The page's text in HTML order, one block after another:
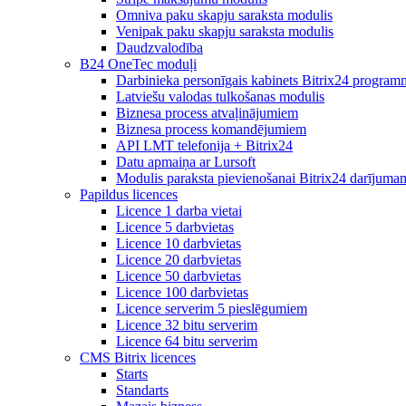
Omniva paku skapju saraksta modulis
Venipak paku skapju saraksta modulis
Daudzvalodība
B24 OneTec moduļi
Darbinieka personīgais kabinets Bitrix24
Latviešu valodas tulkošanas modulis
Biznesa process atvaļinājumiem
Biznesa process komandējumiem
API LMT telefonija + Bitrix24
Datu apmaiņa ar Lursoft
Modulis paraksta pievienošanai Bitrix24
Papildus licences
Licence 1 darba vietai
Licence 5 darbvietas
Licence 10 darbvietas
Licence 20 darbvietas
Licence 50 darbvietas
Licence 100 darbvietas
Licence serverim 5 pieslēgumiem
Licence 32 bitu serverim
Licence 64 bitu serverim
CMS Bitrix licences
Starts
Standarts